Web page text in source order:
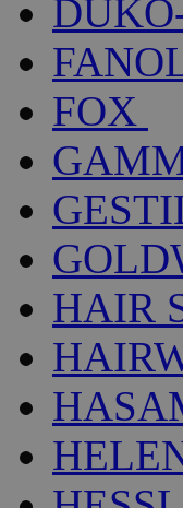
FOX
HAIR